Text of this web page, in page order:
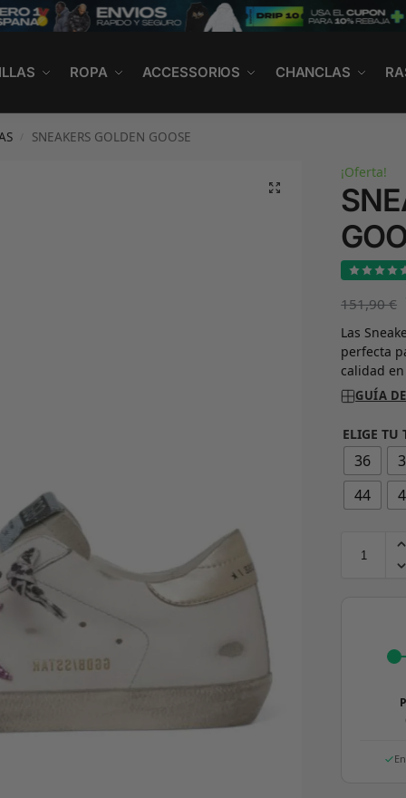
ROPA ACCESSORIOS CHANCLAS
SNEAKERS GOLDEN GOOSE
¡Oferta!
151,90€
Las
perfecta
calidad
GUÍA
ELIGE TU
36
44